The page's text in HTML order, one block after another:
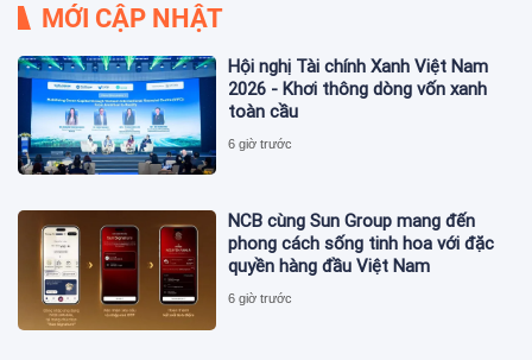
MỚI CẬP NHẬT
Hội nghị Tài chính Xanh Việt Nam
2026 - Khơi thông dòng vốn xanh
toàn cầu
6 giờ trước
NCB cùng Sun Group mang đến
phong cách sống tinh hoa với đặc
quyền hàng đầu Việt Nam
6 giờ trước